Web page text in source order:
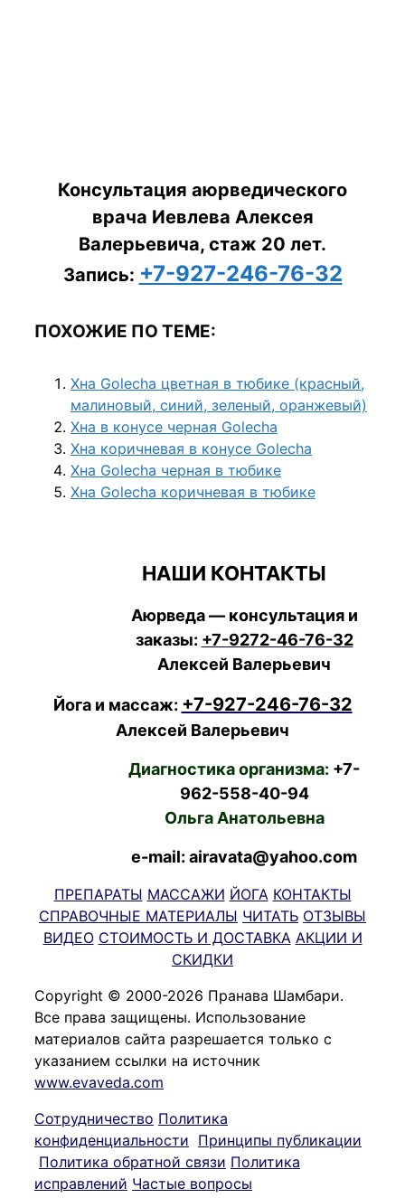
Консультация аюрведического
врача Иевлева Алексея
Валерьевича, стаж 20 лет.
Запись: +7-927-246-76-32
ПОХОЖИЕ ПО ТЕМЕ:
Хна Golecha цветная в тюбике (красный,
малиновый, синий, зеленый, оранжевый)
Хна в конусе черная Golecha
Хна коричневая в конусе Golecha
Хна Golecha черная в тюбике
Хна Golecha коричневая в тюбике
НАШИ КОНТАКТЫ
Аюрведа — консультация и
заказы: +7-9272-46-76-32
Алексей Валерьевич
Йога и массаж: +7-927-246-76-32
Алексей Валерьевич
Диагностика организма: +7-
962-558-40-94
Ольга Анатольевна
e-mail: airavata@yahoo.com
ПРЕПАРАТЫ МАССАЖИ ЙОГА КОНТАКТЫ
СПРАВОЧНЫЕ МАТЕРИАЛЫ ЧИТАТЬ ОТЗЫВЫ
ВИДЕО СТОИМОСТЬ И ДОСТАВКА АКЦИИ И
СКИДКИ
Copyright © 2000-2026 Пранава Шамбари.
Все права защищены. Использование
материалов сайта разрешается только с
указанием ссылки на источник
www.evaveda.com
Сотрудничество Политика
конфиденциальности Принципы публикации
Политика обратной связи Политика
исправлений Частые вопросы